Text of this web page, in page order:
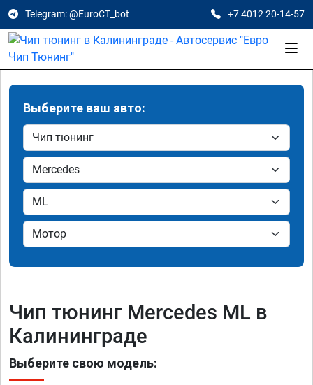
Telegram: @EuroCT_bot +7 4012 20-14-57
Выберите ваш авто:
Чип тюнинг Mercedes ML в
Калининграде
Выберите свою модель: